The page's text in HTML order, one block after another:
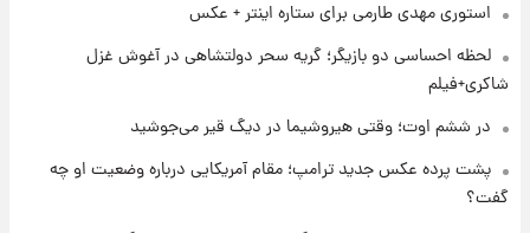
۱ روز پیش
شارژ جدید کالابرگ برای سه دهک؛ جزئیات اعلام
شد
۱ روز پیش
شرایط تازه فروش اقساطی سایپا اعلام شد؛
شاهین، کوییک، اطلس، سهند و ساینا با اقساط
استوری مهدی طارمی برای ستاره اینتر + عکس
لحظه احساسی دو بازیگر؛ گریه سحر دولتشاهی در آغوش غزل
شاکری+فیلم
در ششم اوت؛ وقتی هیروشیما در دیگ قیر می‌جوشید
پشت پرده عکس جدید ترامپ؛ مقام آمریکایی درباره وضعیت او چه
گفت؟